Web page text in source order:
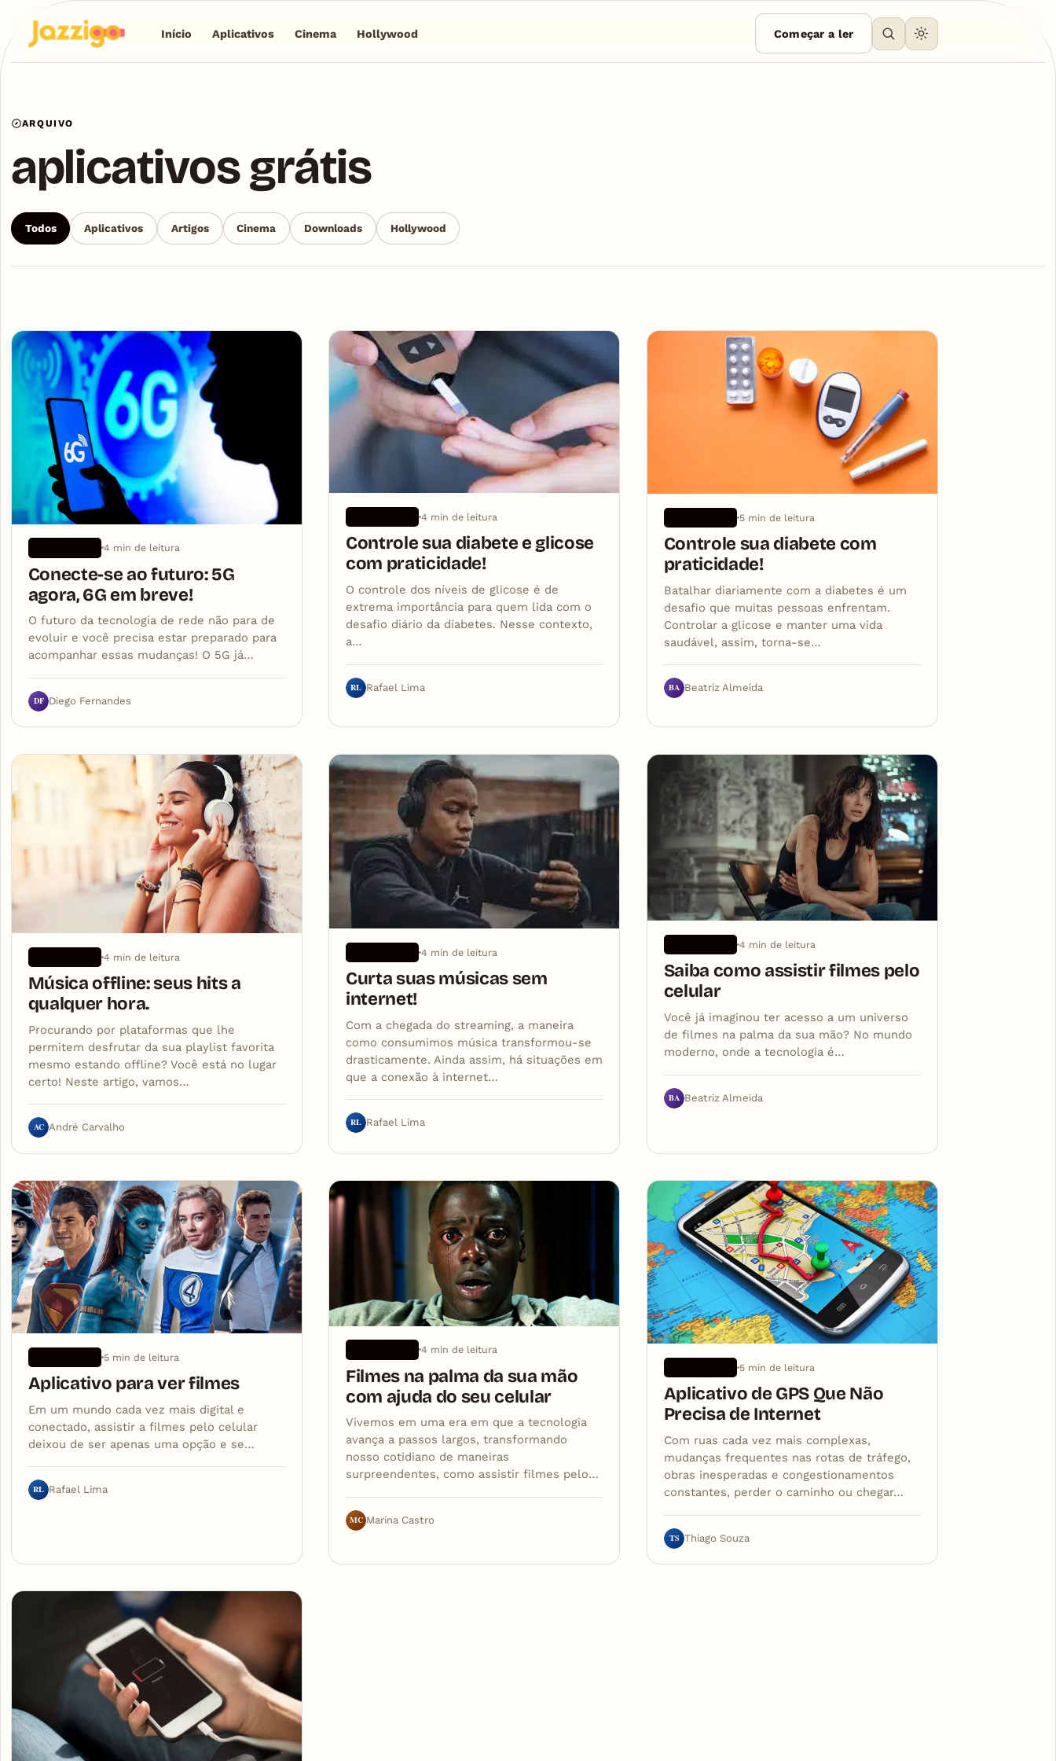
Início Aplicativos Cinema Hollywood Começar a ler
ARQUIVO
aplicativos grátis
Todos Aplicativos Artigos Cinema Downloads Hollywood
Articles
4 min de leitura
Conecte-se ao futuro: 5G
agora, 6G em breve!
O futuro da tecnologia de rede não para de
evoluir e você precisa estar preparado para
acompanhar essas mudanças! O 5G já…
DF Diego Fernandes
4 min de leitura
Controle sua diabete e glicose
com praticidade!
O controle dos níveis de glicose é de
extrema importância para quem lida com o
desafio diário da diabetes. Nesse contexto,
a…
RL Rafael Lima
5 min de leitura
Controle sua diabete com
praticidade!
Batalhar diariamente com a diabetes é um
desafio que muitas pessoas enfrentam.
Controlar a glicose e manter uma vida
saudável, assim, torna-se…
BA Beatriz Almeida
4 min de leitura
Música offline: seus hits a
qualquer hora.
Procurando por plataformas que lhe
permitem desfrutar da sua playlist favorita
mesmo estando offline? Você está no lugar
certo! Neste artigo, vamos…
AC André Carvalho
4 min de leitura
Curta suas músicas sem
internet!
Com a chegada do streaming, a maneira
como consumimos música transformou-se
drasticamente. Ainda assim, há situações em
que a conexão à internet…
RL Rafael Lima
4 min de leitura
Saiba como assistir filmes pelo
celular
Você já imaginou ter acesso a um universo
de filmes na palma da sua mão? No mundo
moderno, onde a tecnologia é…
BA Beatriz Almeida
5 min de leitura
Aplicativo para ver filmes
Em um mundo cada vez mais digital e
conectado, assistir a filmes pelo celular
deixou de ser apenas uma opção e se…
RL Rafael Lima
4 min de leitura
Filmes na palma da sua mão
com ajuda do seu celular
Vivemos em uma era em que a tecnologia
avança a passos largos, transformando
nosso cotidiano de maneiras
surpreendentes, como assistir filmes pelo…
MC Marina Castro
5 min de leitura
Aplicativo de GPS Que Não
Precisa de Internet
Com ruas cada vez mais complexas,
mudanças frequentes nas rotas de tráfego,
obras inesperadas e congestionamentos
constantes, perder o caminho ou chegar…
TS Thiago Souza